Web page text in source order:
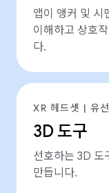
앱이 앵커 및 시
이해하고 상호
다.
XR 헤드셋 | 유
3D 도구
선호하는 3D 도
만듭니다.